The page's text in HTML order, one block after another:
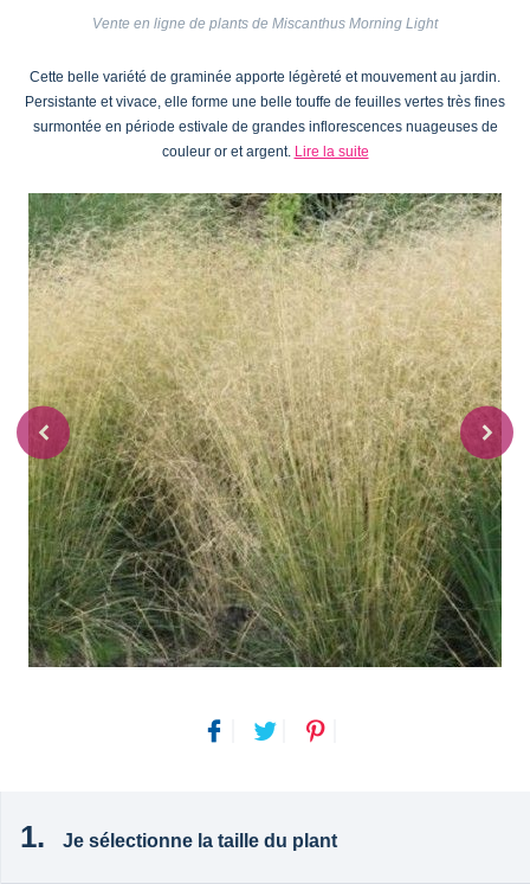
Vente en ligne de plants de Miscanthus Morning Light
Cette belle variété de graminée apporte légèreté et mouvement au jardin.
Persistante et vivace, elle forme une belle touffe de feuilles vertes très fines
surmontée en période estivale de grandes inflorescences nuageuses de
couleur or et argent. Lire la suite
Je sélectionne la taille du plant